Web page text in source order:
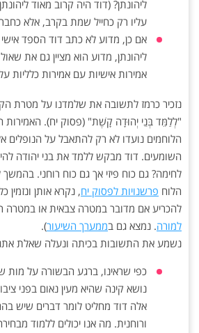
ליהונתן? (דוד היה קרוב מאוד
עליו רק כחייל שמת בקרב, אלא כחבר
אם כן, מדוע לא כתב דוד הספד
ליהונתן, מדוע הוא מציין גם את
אמירות אישיות עם אמירות כלליות
נזכיר כרמז לתשובה את שלמדנו על מטרת
"לְלַמֵּד בְּנֵי יְהוּדָה קָשֶׁת" (פסוק יח). האמירות
הלוחמים נועדו לא רק להתאבל על הנופלים
השומעים. דוד מבקש ללמד את בני יהודה
לחימה? גם כוח פיזי אך גם כוח רוחני. בהמשך
הלוח פרשנויות לפסוק יח, נקרא אותן
להכריע אם מדובר במטרה צבאית או במטרה
למורה. נמצא גם בממערך השיעור).
נשמע את התשובות בכיתה ונעלה שאלת
כפי שראינו, ברגע הבשורה על מות
נושא קינה שהיא מעין נאום בפני
אלה דוד מחליט לומר דברים שיש
ורוחנית. מה אנו יכולים ללמוד